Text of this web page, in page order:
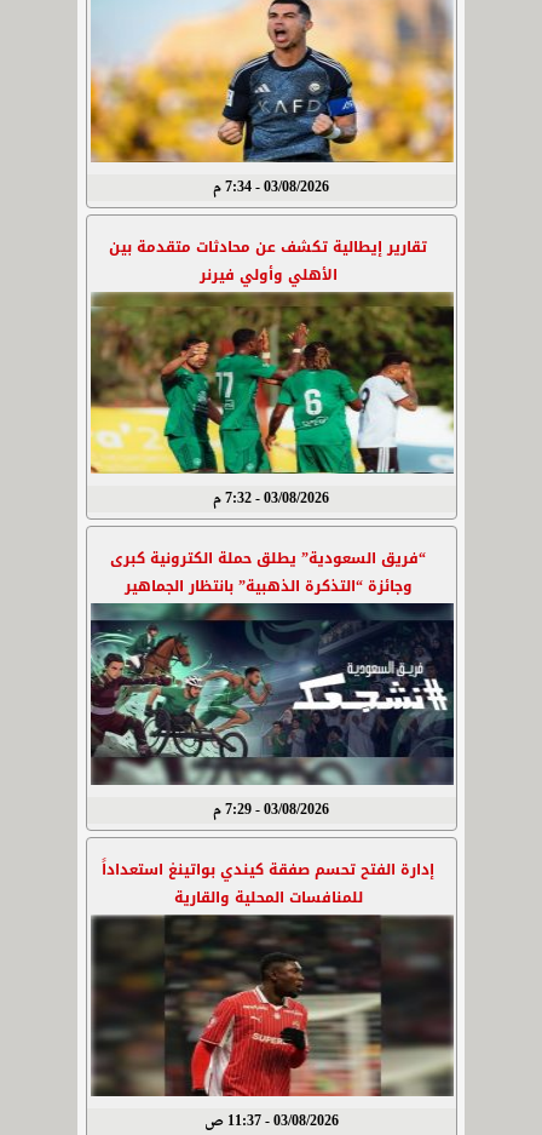
03/08/2026 - 7:34 م
تقارير إيطالية تكشف عن محادثات متقدمة بين
الأهلي وأولي فيرنر
03/08/2026 - 7:32 م
“فريق السعودية” يطلق حملة الكترونية كبرى
وجائزة “التذكرة الذهبية” بانتظار الجماهير
03/08/2026 - 7:29 م
إدارة الفتح تحسم صفقة كيندي بواتينغ استعداداً
للمنافسات المحلية والقارية
03/08/2026 - 11:37 ص